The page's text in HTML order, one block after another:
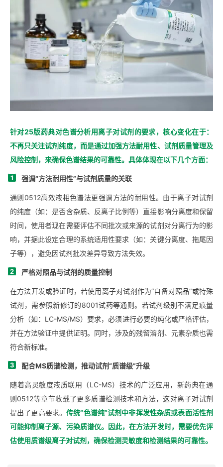
针对25版药典对色谱分析用离子对试剂的要求，核心变化在于：
不再只关注试剂纯度，而是通过加强方法耐用性、试剂质量管理及
风险控制，来确保色谱结果的可靠性。具体体现在以下几个方面：
1 强调“方法耐用性”与试剂质量的关联
通则0512高效液相色谱法更强调方法的耐用性。由于离子对试剂
的纯度（如：是否含杂质、反离子比例等）直接影响分离度和保留
时间，使用者现在需要评估不同批次或来源的试剂对分离行为的影
响，并据此设定合理的系统适用性要求（如：关键分离度、拖尾因
子等），避免因试剂批次差异导致方法失效。
2 严格对照品与试剂的质量控制
在方法开发或验证时，若使用离子对试剂作为“自备对照品”或特殊
试剂，需参照新修订的8001试药等通则。若试剂级别不满足痕量
分析（如：LC-MS/MS）要求，必须进行必要的纯化或严格评估，
并在方法验证中提供证明。同时，涉及的残留溶剂、元素杂质也需
符合新标准。
3 配合MS质谱检测，推动试剂“质谱级”升级
随着高灵敏度液质联用（LC-MS）技术的广泛应用，新药典在通
则0512等章节收载了更多质谱检测技术和方法，这对离子对试剂
提出了更高要求。传统“色谱纯”试剂中非挥发性杂质或表面活性剂
可能抑制离子源、污染质谱仪。因此，在方法开发时，需要优先评
估使用质谱级离子对试剂，确保检测灵敏度和检测结果的可靠性。